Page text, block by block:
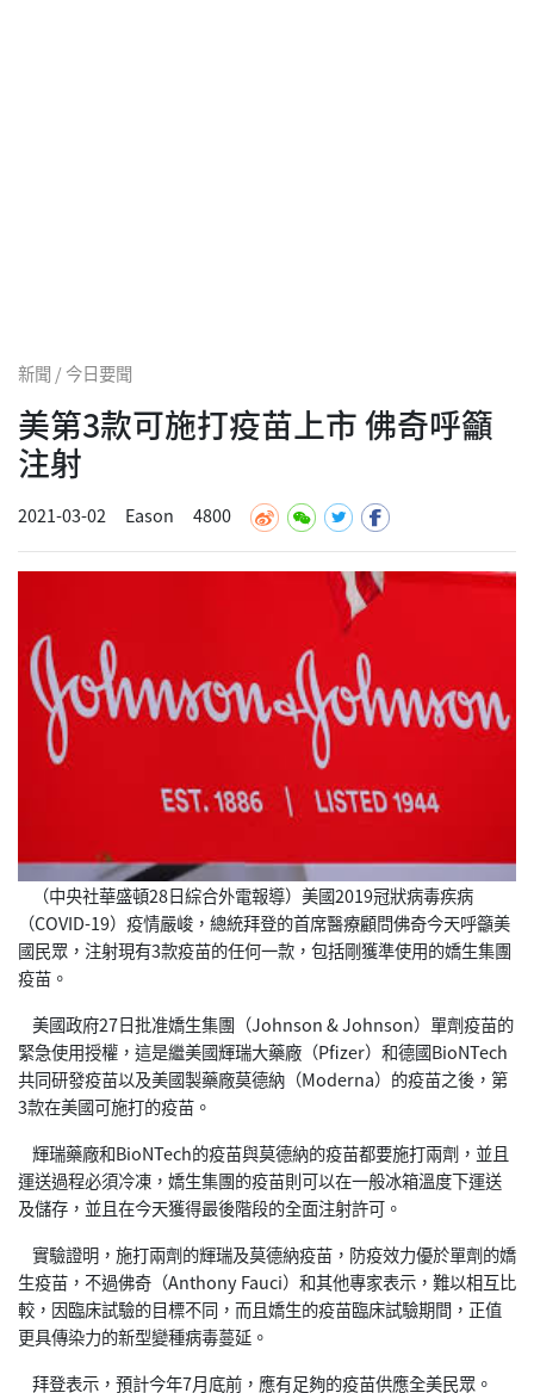
新聞 / 今日要聞
美第3款可施打疫苗上市 佛奇呼籲
注射
2021-03-02 Eason 4800
（中央社華盛頓28日綜合外電報導）美國2019冠狀病毒疾病
（COVID-19）疫情嚴峻，總統拜登的首席醫療顧問佛奇今天呼籲美
國民眾，注射現有3款疫苗的任何一款，包括剛獲準使用的嬌生集團
疫苗。
美國政府27日批准嬌生集團（Johnson & Johnson）單劑疫苗的
緊急使用授權，這是繼美國輝瑞大藥廠（Pfizer）和德國BioNTech
共同研發疫苗以及美國製藥廠莫德納（Moderna）的疫苗之後，第
3款在美國可施打的疫苗。
輝瑞藥廠和BioNTech的疫苗與莫德納的疫苗都要施打兩劑，並且
運送過程必須冷凍，嬌生集團的疫苗則可以在一般冰箱溫度下運送
及儲存，並且在今天獲得最後階段的全面注射許可。
實驗證明，施打兩劑的輝瑞及莫德納疫苗，防疫效力優於單劑的嬌
生疫苗，不過佛奇（Anthony Fauci）和其他專家表示，難以相互比
較，因臨床試驗的目標不同，而且嬌生的疫苗臨床試驗期間，正值
更具傳染力的新型變種病毒蔓延。
拜登表示，預計今年7月底前，應有足夠的疫苗供應全美民眾。